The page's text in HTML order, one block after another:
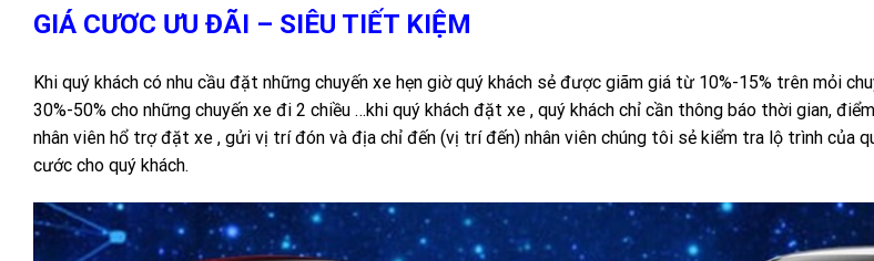
GIÁ CƯƠC ƯU ĐÃI – SIÊU TIẾT KIỆM
Khi quý khách có nhu cầu đặt những chuyến xe hẹn giờ quý khách sẻ được giãm giá từ 10%-15% trên mỏi
30%-50% cho những chuyến xe đi 2 chiều …khi quý khách đặt xe , quý khách chỉ cần thông báo thời gian,
nhân viên hổ trợ đặt xe , gửi vị trí đón và địa chỉ đến (vị trí đến) nhân viên chúng tôi sẻ kiểm tra lộ trình của
cước cho quý khách.